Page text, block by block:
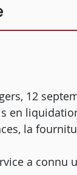
12
en
la
a connu